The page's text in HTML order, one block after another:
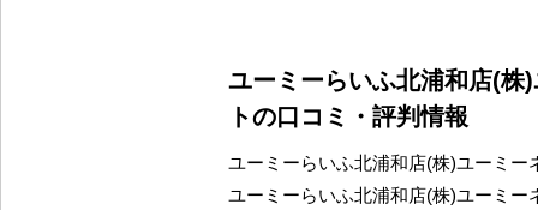
ユーミーらいふ北浦和店(株
トの口コミ・評判情報
ユーミーらいふ北浦和店(株)ユーミー
ユーミーらいふ北浦和店(株)ユーミー